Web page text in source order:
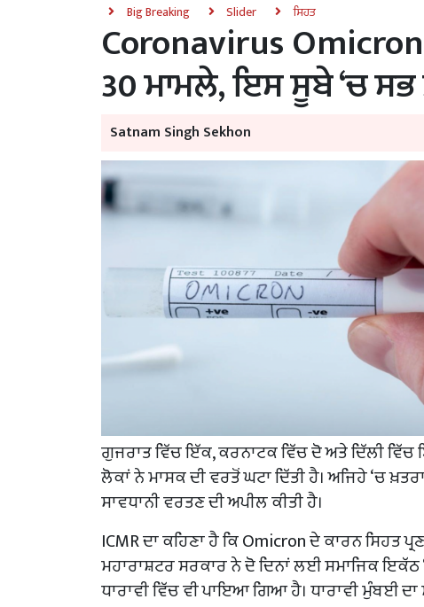
Big Breaking Slider ਸਿਹਤ
Coronavirus
30 ਮਾਮਲੇ, ਇਸ ਸੂਬੇ ‘ਚ
Satnam Singh Sekhon
ਗੁਜਰਾਤ ਵਿੱਚ ਇੱਕ, ਕਰਨਾਟਕ ਵਿੱਚ ਦੋ ਅਤੇ ਦਿੱਲੀ
ਲੋਕਾਂ ਨੇ ਮਾਸਕ ਦੀ ਵਰਤੋਂ ਘਟਾ ਦਿੱਤੀ ਹੈ। ਅਜਿਹੇ ‘ਚ
ਸਾਵਧਾਨੀ ਵਰਤਣ ਦੀ ਅਪੀਲ ਕੀਤੀ ਹੈ।
ICMR ਦਾ ਕਹਿਣਾ ਹੈ ਕਿ Omicron ਦੇ ਕਾਰਨ ਸਿਹਤ
ਮਹਾਰਾਸ਼ਟਰ ਸਰਕਾਰ ਨੇ ਦੋ ਦਿਨਾਂ ਲਈ ਸਮਾਜਿਕ ਇਕੱਠ
ਧਾਰਾਵੀ ਵਿੱਚ ਵੀ ਪਾਇਆ ਗਿਆ ਹੈ। ਧਾਰਾਵੀ ਮੁੰਬਈ